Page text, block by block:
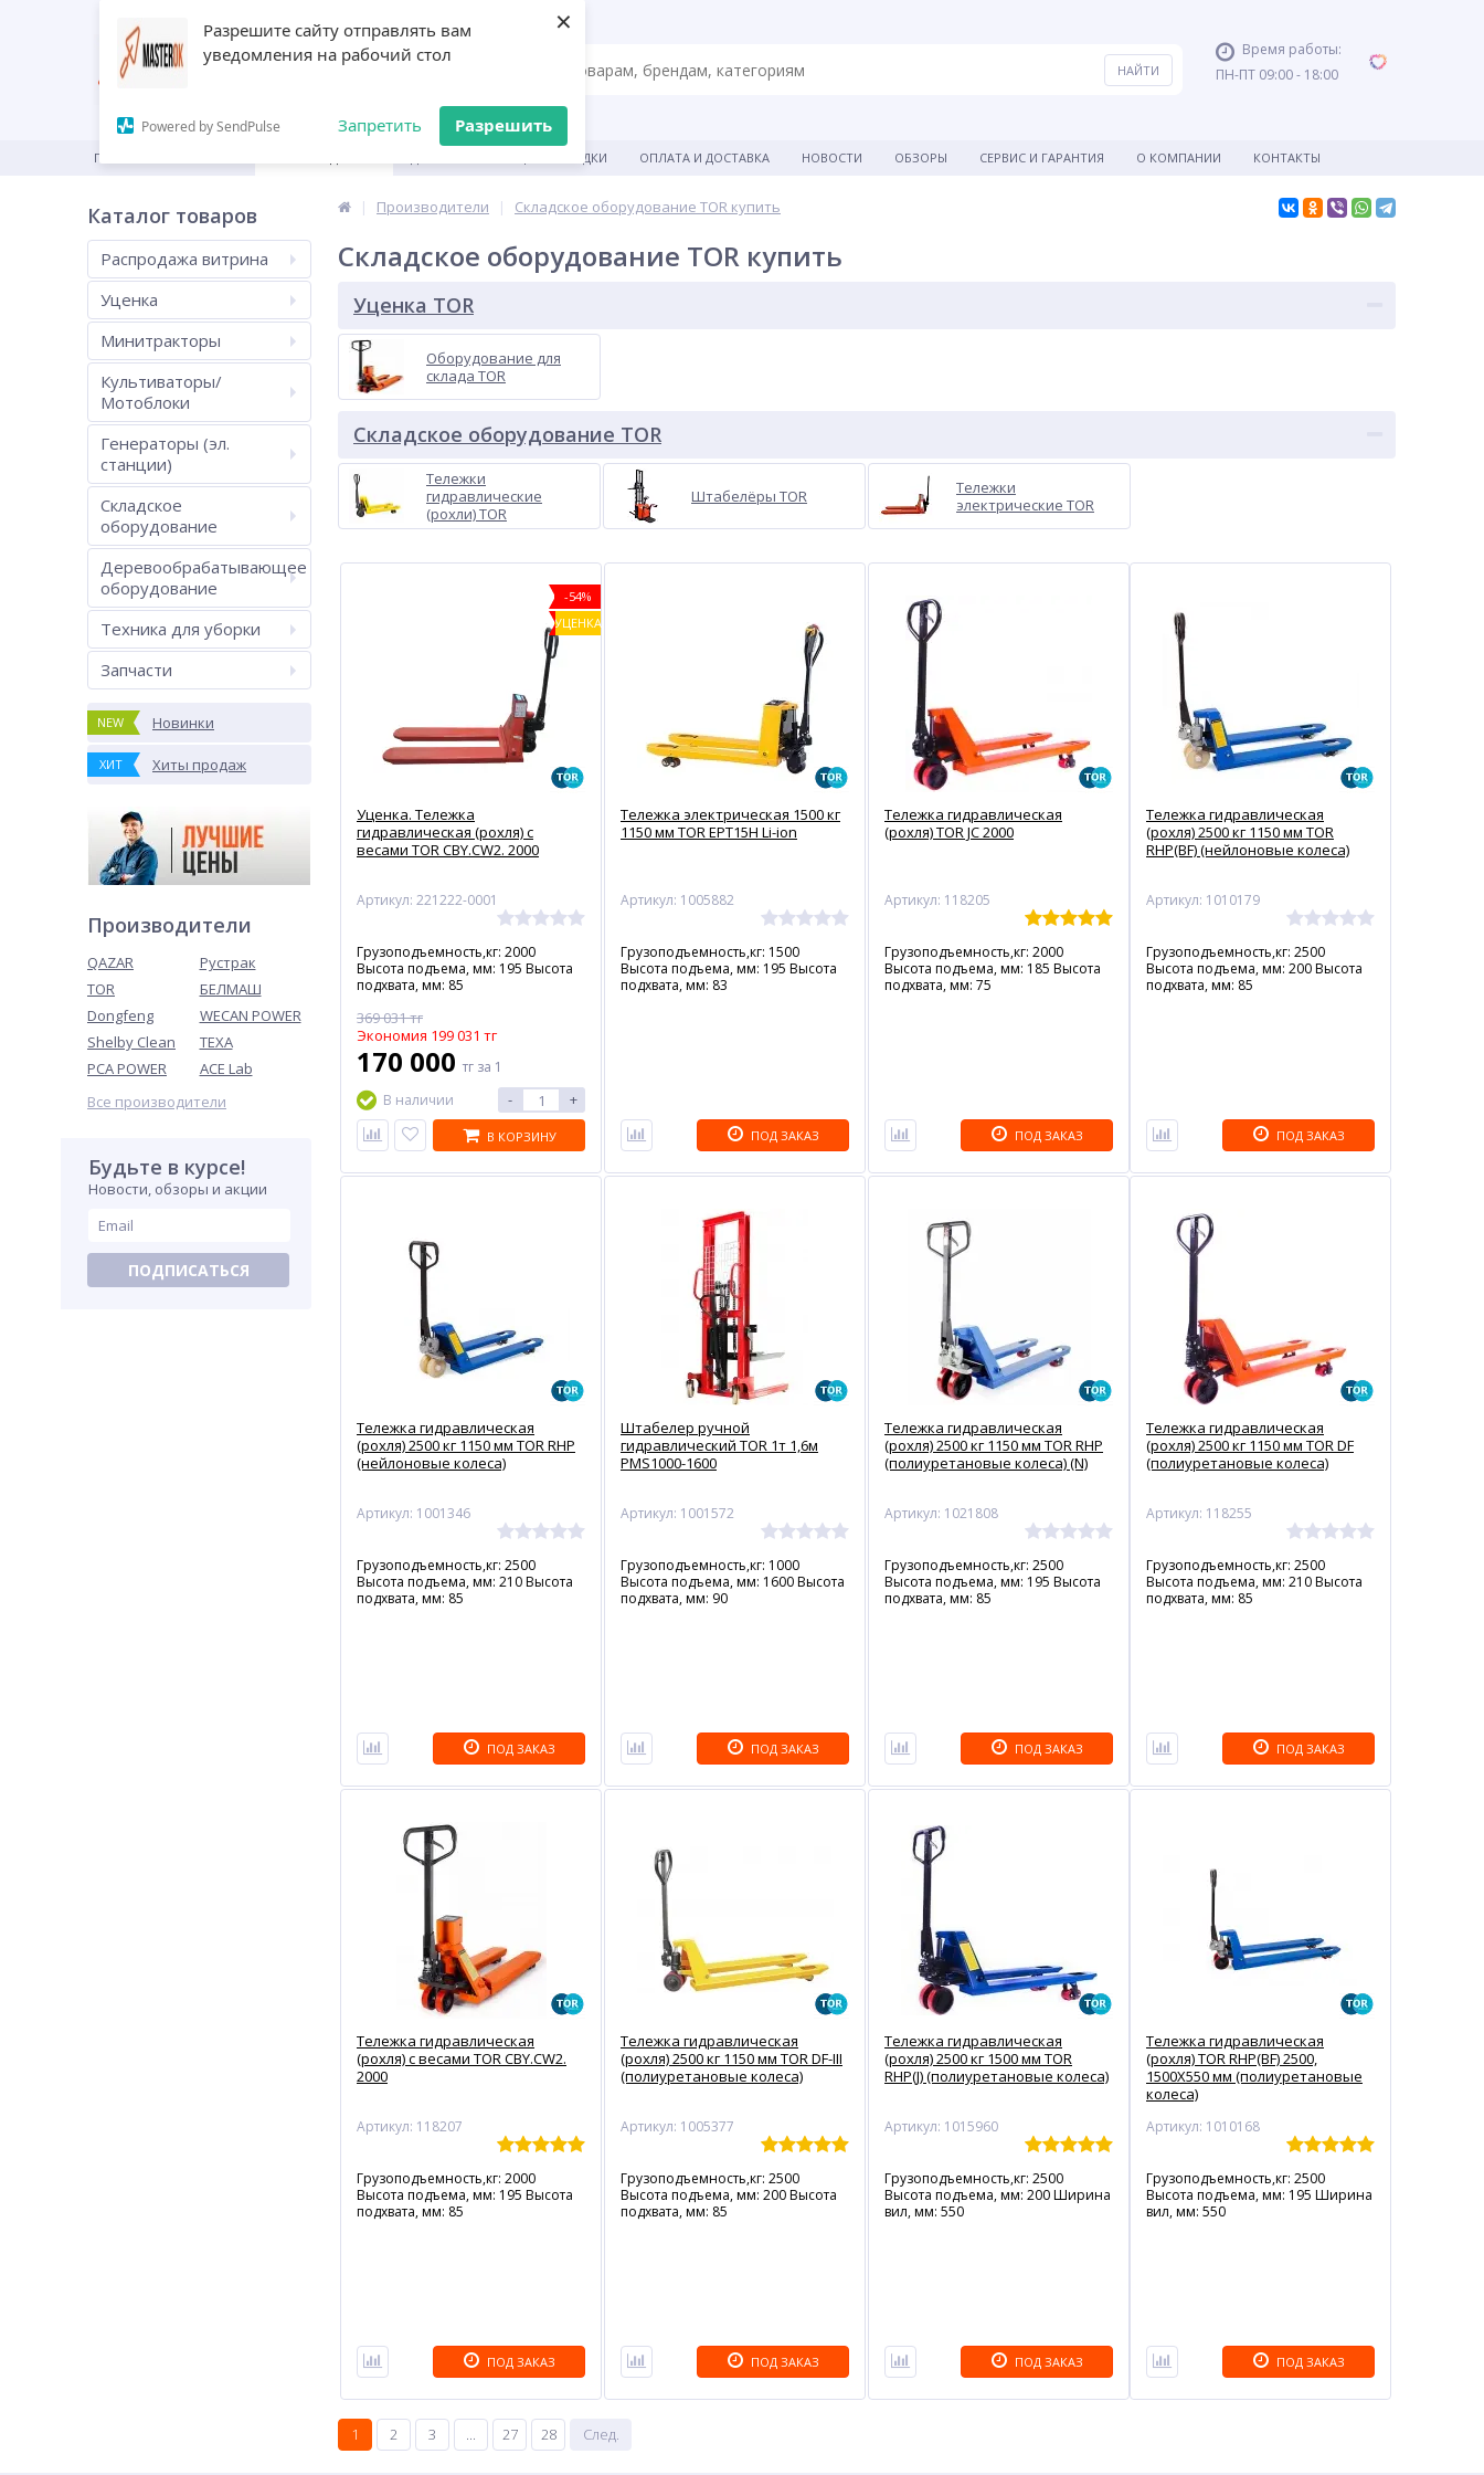
Разрешите сайту отправлять вам
уведомления на рабочий стол
Powered by SendPulse Запретить Разрешить
×
Время работы:
ПН-ПТ 09:00 - 18:00
ГЛАВНАЯ АКЦИИ И СКИДКИ ОПЛАТА И ДОСТАВКА НОВОСТИ ОБЗОРЫ СЕРВИС И ГАРАНТИЯ О КОМПАНИИ КОНТАКТЫ
Каталог товаров
Распродажа витрина
Уценка
Минитракторы
Культиваторы/
Мотоблоки
Генераторы (эл.
станции)
Складское
оборудование
Деревообрабатывающее
оборудование
Техника для уборки
Запчасти
NEW Новинки
ХИТ Хиты продаж
Производители
QAZAR
Рустрак
TOR
БЕЛМАШ
Dongfeng
WECAN POWER
Shelby Clean
TEXA
PCA POWER
ACE Lab
Все производители
Будьте в курсе!
Новости, обзоры и акции
ПОДПИСАТЬСЯ
Производители Складское оборудование TOR купить
Складское оборудование TOR купить
Уценка TOR
Оборудование для
склада TOR
Складское оборудование TOR
Тележки
гидравлические
(рохли) TOR
Штабелёры TOR
Тележки
электрические TOR
-54%
УЦЕНКА
Уценка. Тележка
гидравлическая (рохля) с
весами TOR CBY.CW2. 2000
Артикул: 221222-0001
Грузоподъемность,кг: 2000
Высота подъема, мм: 195 Высота
подхвата, мм: 85
369 031 тг
Экономия 199 031 тг
170 000 тг за 1
В наличии
- +
В КОРЗИНУ
Тележка электрическая 1500 кг
1150 мм TOR EPT15H Li-ion
Артикул: 1005882
Грузоподъемность,кг: 1500
Высота подъема, мм: 195 Высота
подхвата, мм: 83
ПОД ЗАКАЗ
Тележка гидравлическая
(рохля) TOR JC 2000
Артикул: 118205
Грузоподъемность,кг: 2000
Высота подъема, мм: 185 Высота
подхвата, мм: 75
ПОД ЗАКАЗ
Тележка гидравлическая
(рохля) 2500 кг 1150 мм TOR
RHP(BF) (нейлоновые колеса)
Артикул: 1010179
Грузоподъемность,кг: 2500
Высота подъема, мм: 200 Высота
подхвата, мм: 85
ПОД ЗАКАЗ
Тележка гидравлическая
(рохля) 2500 кг 1150 мм TOR RHP
(нейлоновые колеса)
Артикул: 1001346
Грузоподъемность,кг: 2500
Высота подъема, мм: 210 Высота
подхвата, мм: 85
ПОД ЗАКАЗ
Штабелер ручной
гидравлический TOR 1т 1,6м
PMS1000-1600
Артикул: 1001572
Грузоподъемность,кг: 1000
Высота подъема, мм: 1600 Высота
подхвата, мм: 90
ПОД ЗАКАЗ
Тележка гидравлическая
(рохля) 2500 кг 1150 мм TOR RHP
(полиуретановые колеса) (N)
Артикул: 1021808
Грузоподъемность,кг: 2500
Высота подъема, мм: 195 Высота
подхвата, мм: 85
ПОД ЗАКАЗ
Тележка гидравлическая
(рохля) 2500 кг 1150 мм TOR DF
(полиуретановые колеса)
Артикул: 118255
Грузоподъемность,кг: 2500
Высота подъема, мм: 210 Высота
подхвата, мм: 85
ПОД ЗАКАЗ
Тележка гидравлическая
(рохля) с весами TOR CBY.CW2.
2000
Артикул: 118207
Грузоподъемность,кг: 2000
Высота подъема, мм: 195 Высота
подхвата, мм: 85
ПОД ЗАКАЗ
Тележка гидравлическая
(рохля) 2500 кг 1150 мм TOR DF-III
(полиуретановые колеса)
Артикул: 1005377
Грузоподъемность,кг: 2500
Высота подъема, мм: 200 Высота
подхвата, мм: 85
ПОД ЗАКАЗ
Тележка гидравлическая
(рохля) 2500 кг 1500 мм TOR
RHP(J) (полиуретановые колеса)
Артикул: 1015960
Грузоподъемность,кг: 2500
Высота подъема, мм: 200 Ширина
вил, мм: 550
ПОД ЗАКАЗ
Тележка гидравлическая
(рохля) TOR RHP(BF) 2500,
1500Х550 мм (полиуретановые
колеса)
Артикул: 1010168
Грузоподъемность,кг: 2500
Высота подъема, мм: 195 Ширина
вил, мм: 550
ПОД ЗАКАЗ
1 2 3 ... 27 28 След.